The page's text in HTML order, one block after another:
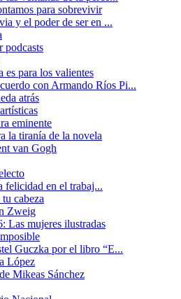
para sobrevivir
y el poder de ser en ...
podcasts
es para los valientes
con Armando Ríos Pi...
atrás
eminente
la tiranía de la novela
van Gogh
felicidad en el trabaj...
cabeza
Zweig
Las mujeres ilustradas
Guczka por el libro “E...
López
Mikeas Sánchez